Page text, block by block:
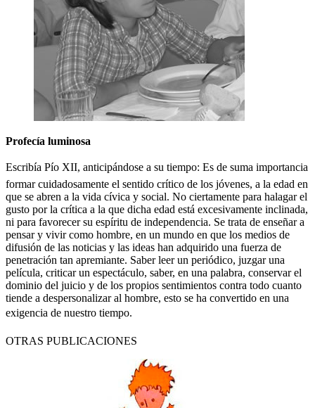
Profecía luminosa
Escribía Pío XII, anticipándose a su tiempo: Es de suma importancia
formar cuidadosamente el sentido crítico de los jóvenes, a la edad en
que se abren a la vida cívica y social. No ciertamente para halagar el
gusto por la crítica a la que dicha edad está excesivamente inclinada,
ni para favorecer su espíritu de independencia. Se trata de enseñar a
pensar y vivir como hombre, en un mundo en que los medios de
difusión de las noticias y las ideas han adquirido una fuerza de
penetración tan apremiante. Saber leer un periódico, juzgar una
película, criticar un espectáculo, saber, en una palabra, conservar el
dominio del juicio y de los propios sentimientos contra todo cuanto
tiende a despersonalizar al hombre, esto se ha convertido en una
exigencia de nuestro tiempo.
OTRAS PUBLICACIONES